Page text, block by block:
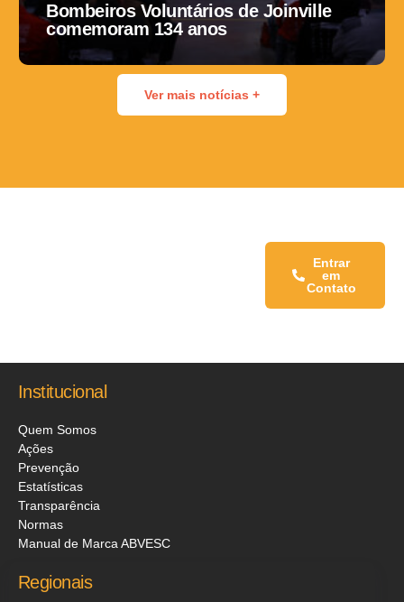
Bombeiros Voluntários de Joinville
comemoram 134 anos
Ver mais notícias +
Entrar
em
Contato
Institucional
Quem Somos
Ações
Prevenção
Estatísticas
Transparência
Normas
Manual de Marca ABVESC
Regionais